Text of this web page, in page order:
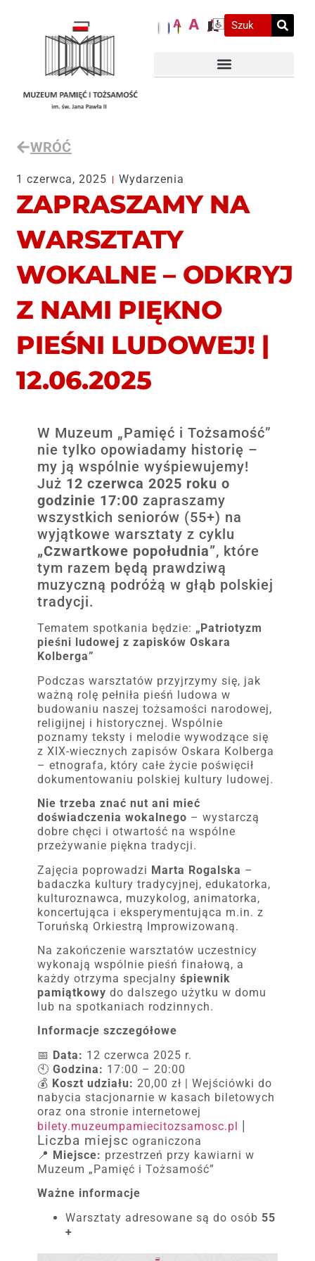
A A A
WRÓĆ
1 czerwca, 2025 Wydarzenia
ZAPRASZAMY NA
WARSZTATY
WOKALNE – ODKRYJ
Z NAMI PIĘKNO
PIEŚNI LUDOWEJ! |
12.06.2025
W Muzeum „Pamięć i Tożsamość”
nie tylko opowiadamy historię –
my ją wspólnie wyśpiewujemy!
Już 12 czerwca 2025 roku o
godzinie 17:00 zapraszamy
wszystkich seniorów (55+) na
wyjątkowe warsztaty z cyklu
„Czwartkowe popołudnia”, które
tym razem będą prawdziwą
muzyczną podróżą w głąb polskiej
tradycji.
Tematem spotkania będzie: „Patriotyzm
pieśni ludowej z zapisków Oskara
Kolberga”
Podczas warsztatów przyjrzymy się, jak
ważną rolę pełniła pieśń ludowa w
budowaniu naszej tożsamości narodowej,
religijnej i historycznej. Wspólnie
poznamy teksty i melodie wywodzące się
z XIX-wiecznych zapisów Oskara Kolberga
– etnografa, który całe życie poświęcił
dokumentowaniu polskiej kultury ludowej.
Nie trzeba znać nut ani mieć
doświadczenia wokalnego – wystarczą
dobre chęci i otwartość na wspólne
przeżywanie piękna tradycji.
Zajęcia poprowadzi Marta Rogalska –
badaczka kultury tradycyjnej, edukatorka,
kulturoznawca, muzykolog, animatorka,
koncertująca i eksperymentująca m.in. z
Toruńską Orkiestrą Improwizowaną.
Na zakończenie warsztatów uczestnicy
wykonają wspólnie pieśń finałową, a
każdy otrzyma specjalnyśpiewnik
pamiątkowy do dalszego użytku w domu
lub na spotkaniach rodzinnych.
Informacje szczegółowe
📅 Data: 12 czerwca 2025 r.
🕙Godzina: 17:00 – 20:00
💰 Koszt udziału: 20,00 zł | Wejściówki do
nabycia stacjonarnie w kasach biletowych
oraz ona stronie internetowej
bilety.muzeumpamiecitozsamosc.pl |
Liczba miejsc ograniczona
📍 Miejsce: przestrzeń przy kawiarni w
Muzeum „Pamięć i Tożsamość”
Ważne informacje
Warsztaty adresowane są do osób 55
+